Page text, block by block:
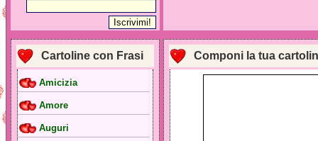
Cartoline con Frasi
Amicizia
Amore
Auguri
Componi la tua